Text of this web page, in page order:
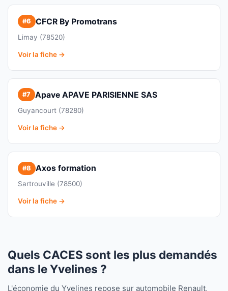
#6 CFCR By Promotrans
Limay (78520)
Voir la fiche →
#7 Apave APAVE PARISIENNE SAS
Guyancourt (78280)
Voir la fiche →
#8 Axos formation
Sartrouville (78500)
Voir la fiche →
Quels CACES sont les plus demandés
dans le Yvelines ?
L'économie du Yvelines repose sur automobile Renault,